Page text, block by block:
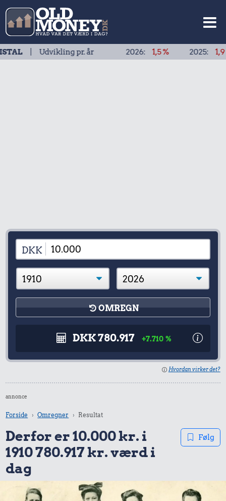
pr. år2026: 1,5 % 2025: 1,9 %
DKK
OMREGN
DKK 780.917 +7.710 %
Hvordan virker det?
annonce
Forside Omregner Resultat
Derfor er 10.000 kr. i
1910 780.917 kr. værd i
dag
Følg